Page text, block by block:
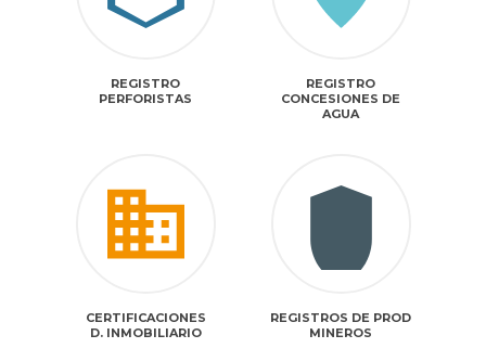
REGISTRO
PERFORISTAS
REGISTRO
CONCESIONES DE
AGUA
CERTIFICACIONES
D. INMOBILIARIO
REGISTROS DE PROD
MINEROS